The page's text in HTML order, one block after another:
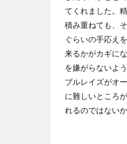
てくれました。
積み重ねても、
ぐらいの手応え
来るかがカギに
を嫌がらないよ
ブルレイズがオ
に難しいところ
れるのではない